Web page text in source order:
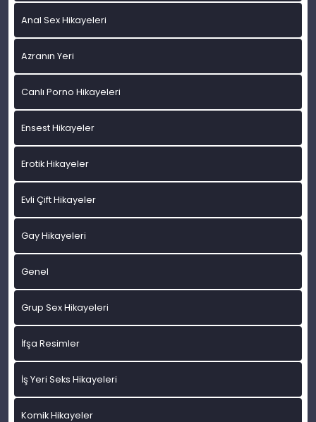
Anal Sex Hikayeleri
Azranın Yeri
Canlı Porno Hikayeleri
Ensest Hikayeler
Erotik Hikayeler
Evli Çift Hikayeler
Gay Hikayeleri
Genel
Grup Sex Hikayeleri
İfşa Resimler
İş Yeri Seks Hikayeleri
Komik Hikayeler